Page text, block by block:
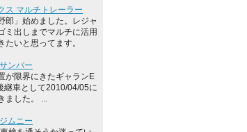
ス マルチトレーラー
郎」始めました。レジャ
ミ出しまでマルチに活用
たいと思ってます。
ンバー
が限界にきたギャランE
継車として2010/04/05に
ました。 ...
ムニー